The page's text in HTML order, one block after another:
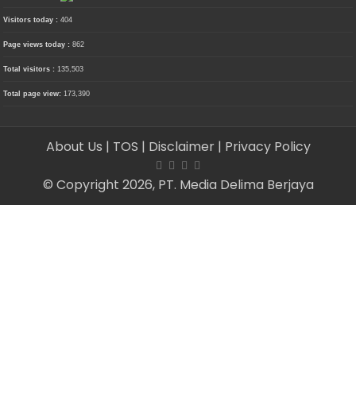
Visitors today :404
Page views today :862
Total visitors : 135,503
Total page view: 173,390
About Us | TOS | Disclaimer | Privacy Policy
© Copyright 2026, PT. Media Delima Berjaya